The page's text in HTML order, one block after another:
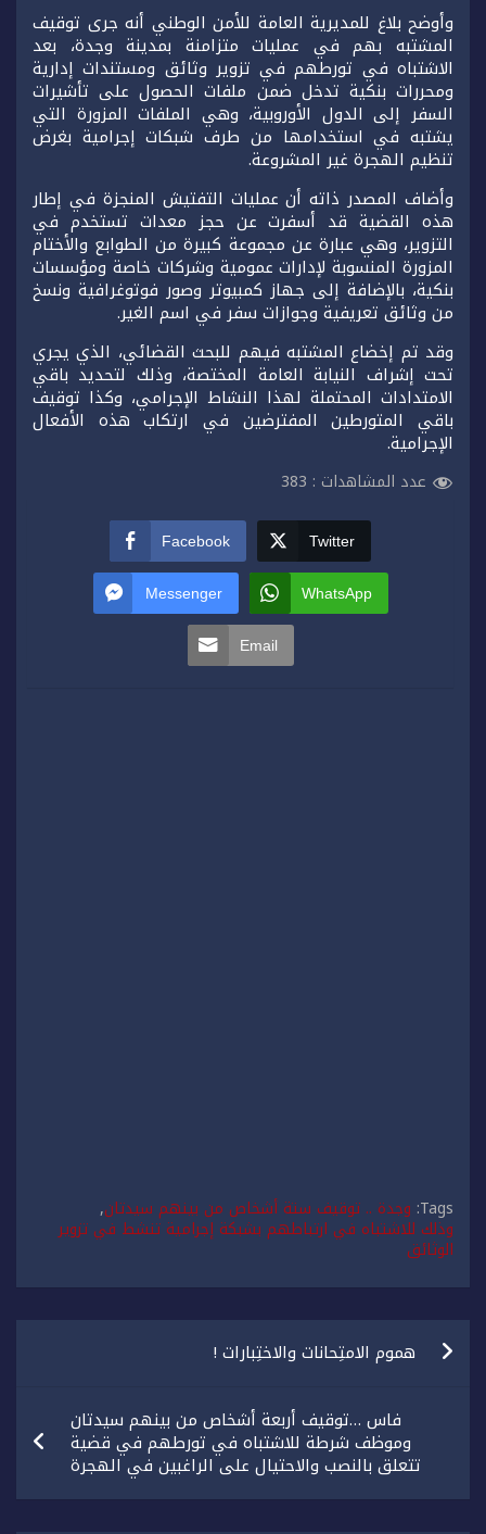
وأوضح بلاغ للمديرية العامة للأمن الوطني أنه جرى توقيف
المشتبه بهم في عمليات متزامنة بمدينة وجدة، بعد
الاشتباه في تورطهم في تزوير وثائق ومستندات إدارية
ومحررات بنكية تدخل ضمن ملفات الحصول على تأشيرات
السفر إلى الدول الأوروبية، وهي الملفات المزورة التي
يشتبه في استخدامها من طرف شبكات إجرامية بغرض
تنظيم الهجرة غير المشروعة.
وأضاف المصدر ذاته أن عمليات التفتيش المنجزة في إطار
هذه القضية قد أسفرت عن حجز معدات تستخدم في
التزوير، وهي عبارة عن مجموعة كبيرة من الطوابع والأختام
المزورة المنسوبة لإدارات عمومية وشركات خاصة ومؤسسات
بنكية، بالإضافة إلى جهاز كمبيوتر وصور فوتوغرافية ونسخ
من وثائق تعريفية وجوازات سفر في اسم الغير.
وقد تم إخضاع المشتبه فيهم للبحث القضائي، الذي يجري
تحت إشراف النيابة العامة المختصة، وذلك لتحديد باقي
الامتدادات المحتملة لهذا النشاط الإجرامي، وكذا توقيف
باقي المتورطين المفترضين في ارتكاب هذه الأفعال
الإجرامية.
عدد المشاهدات : 383
Facebook Twitter
Messenger WhatsApp
Email
Tags: وجدة .. توقيف ستة أشخاص من بينهم سيدتان,
وذلك للاشتباه في ارتباطهم بشبكة إجرامية تنشط في تزوير
الوثائق
تصفّح
المقالاتهموم الامتِحانات والاختِبارات !
فاس …توقيف أربعة أشخاص من بينهم سيدتان
وموظف شرطة للاشتباه في تورطهم في قضية
تتعلق بالنصب والاحتيال على الراغبين في الهجرة